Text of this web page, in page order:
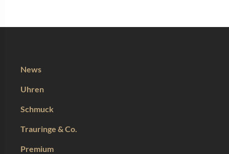
News
Uhren
Schmuck
Trauringe & Co.
Premium